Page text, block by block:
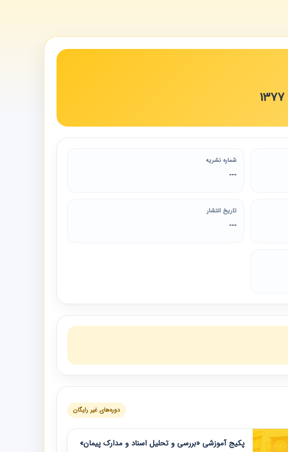
شماره نشریه
---
تاریخ انتشار
---
دوره‌های غیر رایگان
پکیج آموزشی «بررسی و تحلیل اسناد و مدارک پیمان»